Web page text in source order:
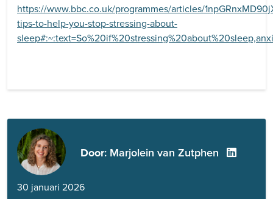
https://www.bbc.co.uk/programmes/articles/
tips-to-help-you-stop-stressing-about-
Door: Marjolein van Zutphen
30 januari 2026